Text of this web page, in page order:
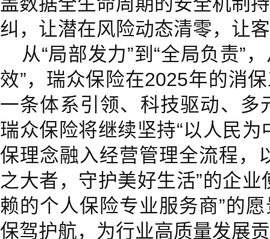
纠，让潜在风险动态清零，让
从“局部发力”到“全局负责”
效”，瑞众保险在2025年的消
一条体系引领、科技驱动、多
瑞众保险将继续坚持“以人民为
保理念融入经营管理全流程，
之大者，守护美好生活”的企
赖的个人保险专业服务商”的
保驾护航，为行业高质量发展